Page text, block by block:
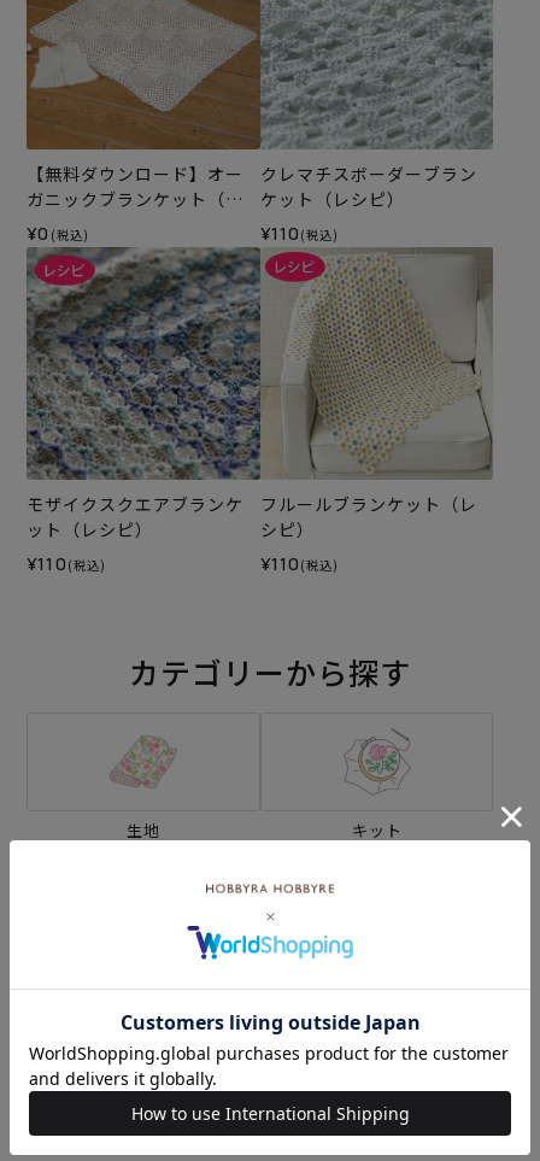
【無料ダウンロード】オー
ガニックブランケット（レ
シピ）
¥0 (税込)
クレマチスボーダーブラン
ケット（レシピ）
¥110 (税込)
モザイクスクエアブランケ
ット（レシピ）
¥110 (税込)
フルールブランケット（レ
シピ）
¥110 (税込)
カテゴリーから探す
生地 キット
編み物
ミシン ソーイングボックス